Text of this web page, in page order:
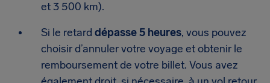
et 3 500 km).
Si le retard dépasse 5 heures, vous pouvez
choisir d’annuler votre voyage et obtenir le
remboursement de votre billet. Vous avez